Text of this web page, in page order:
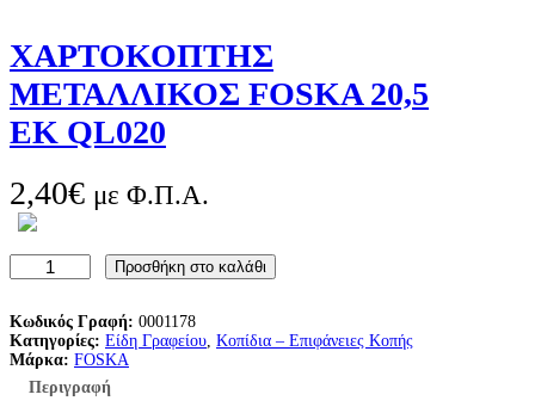
ΧΑΡΤΟΚΟΠΤΗΣ
ΜΕΤΑΛΛΙΚΟΣ FOSKA 20,5
ΕΚ QL020
2,40€ με Φ.Π.Α.
Α
Τ
Ο
Κ
Προσθήκη στο καλάθι
Κωδικός Γραφή: 0001178
Κατηγορίες: Είδη Γραφείου Κοπίδια – Επιφάνειες Κοπής
Μάρκα: FOSKA
Περιγραφή